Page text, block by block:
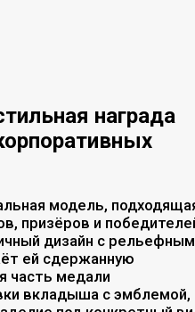
награда
модель,
призёров и
дизайн с рельефным
ей сдержанную
часть медали
вкладыша с эмблемой,